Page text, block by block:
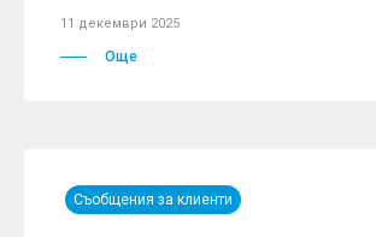
11 декември 2025
Още
Съобщения за клиенти